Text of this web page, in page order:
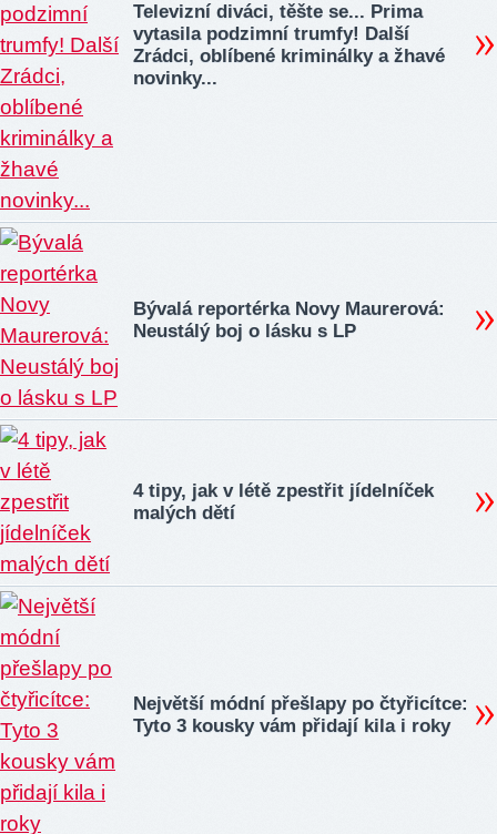
Televizní diváci, těšte se... Prima
vytasila podzimní trumfy! Další
Zrádci, oblíbené kriminálky a žhavé
novinky...
Bývalá reportérka Novy Maurerová:
Neustálý boj o lásku s LP
4 tipy, jak v létě zpestřit jídelníček
malých dětí
Největší módní přešlapy po čtyřicítce:
Tyto 3 kousky vám přidají kila i roky